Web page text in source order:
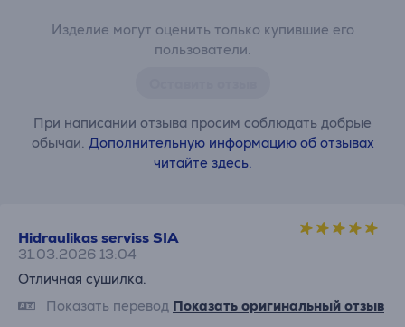
Изделие могут оценить только купившие его
пользователи.
При написании отзыва просим соблюдать добрые
обычаи. Дополнительную информацию об отзывах
читайте здесь.
Hidraulikas serviss SIA
31.03.2026 13:04
Отличная сушилка.
Показать перевод Показать оригинальный отзыв